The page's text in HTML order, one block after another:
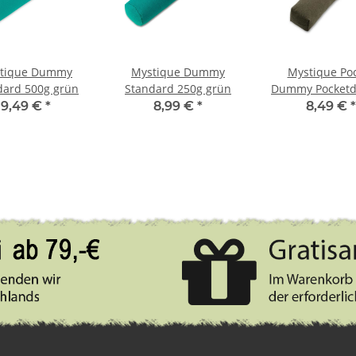
Dummy
500g grün
9,49 € *
Mystique Dummy
Standard 250g grün
8,99 € *
Mystique
Dummy
khaki
8,49 € *